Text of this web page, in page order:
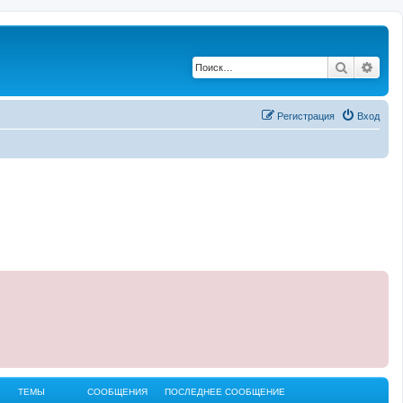
Поиск
Вход
Регистрация
ТЕМЫ СООБЩЕНИЯ ПОСЛЕДНЕЕ СООБЩЕНИЕ